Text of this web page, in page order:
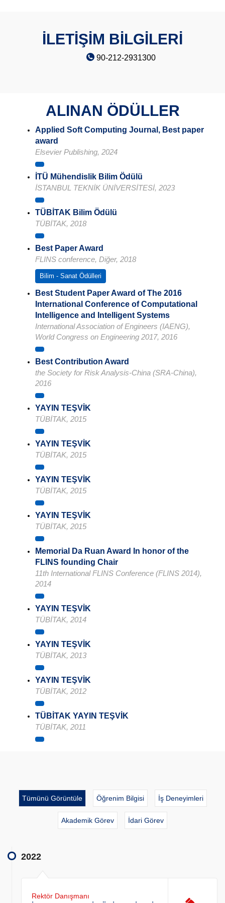
İLETİŞİM BİLGİLERİ
90-212-2931300
ALINAN ÖDÜLLER
Applied Soft Computing Journal, Best paper
award
Elsevier Publishing, 2024
İTÜ Mühendislik Bilim Ödülü
İSTANBUL TEKNİK ÜNİVERSİTESİ, 2023
TÜBİTAK Bilim Ödülü
TÜBİTAK, 2018
Best Paper Award
FLINS conference, Diğer, 2018
Bilim - Sanat Ödülleri
Best Student Paper Award of The 2016
International Conference of Computational
Intelligence and Intelligent Systems
International Association of Engineers (IAENG),
World Congress on Engineering 2017, 2016
Best Contribution Award
the Society for Risk Analysis-China (SRA-China),
2016
YAYIN TEŞVİK
TÜBİTAK, 2015
YAYIN TEŞVİK
TÜBİTAK, 2015
YAYIN TEŞVİK
TÜBİTAK, 2015
YAYIN TEŞVİK
TÜBİTAK, 2015
Memorial Da Ruan Award In honor of the
FLINS founding Chair
11th International FLINS Conference (FLINS 2014),
2014
YAYIN TEŞVİK
TÜBİTAK, 2014
YAYIN TEŞVİK
TÜBİTAK, 2013
YAYIN TEŞVİK
TÜBİTAK, 2012
TÜBİTAK YAYIN TEŞVİK
TÜBİTAK, 2011
Tümünü Görüntüle Öğrenim Bilgisi İş Deneyimleri
Akademik Görev İdari Görev
2022
Rektör Danışmanı